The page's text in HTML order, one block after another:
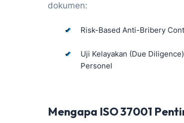
dokumen:
✔ Risk-Based Anti-Bribery
✔
Uji Kelayakan (Due
Personel
Mengapa ISO 37001